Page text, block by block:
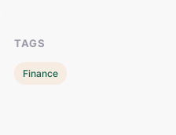
TAGS
Finance